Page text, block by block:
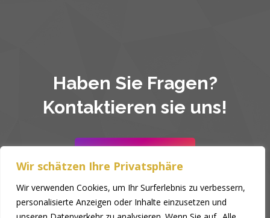
Wir schätzen Ihre Privatsphäre
Wir verwenden Cookies, um Ihr Surferlebnis zu verbessern,
personalisierte Anzeigen oder Inhalte einzusetzen und
Haben Sie Fragen?
Kontaktieren sie uns!